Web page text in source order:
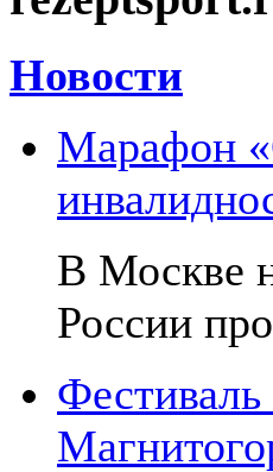
Новости
Марафон
В Москве
России